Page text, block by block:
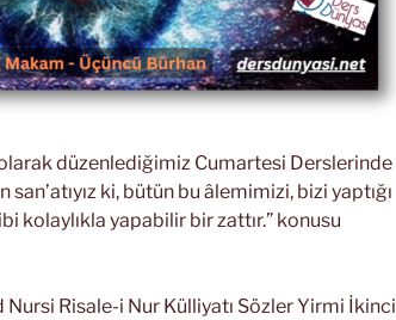
düzenlediğimiz Cumartesi Derslerinde
san’atıyız ki, bütün bu âlemimizi, bizi yaptığı
kolaylıkla yapabilir bir zattır.” konusu
Risale-i Nur Külliyatı Sözler Yirmi İkinci